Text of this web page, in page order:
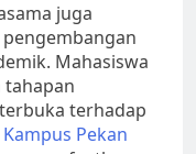
juga
Mahasiswa
terhadap
Kampus Pekan